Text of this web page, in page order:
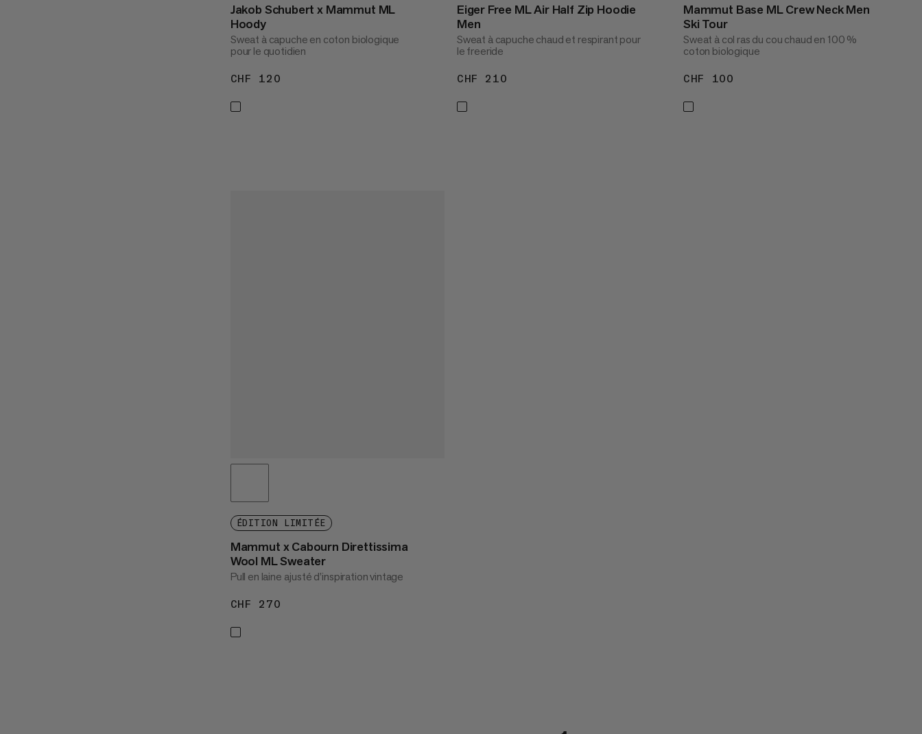
Jakob Schubert x Mammut ML
Hoody
Sweat à capuche en coton biologique
pour le quotidien
CHF 120
Eiger Free ML Air Half Zip Hoodie
Men
Sweat à capuche chaud et respirant pour
le freeride
CHF 210
Mammut Base ML Crew Neck Men
Ski Tour
Sweat à col ras du cou chaud en 100 %
coton biologique
CHF 100
ÉDITION LIMITÉE
Mammut x Cabourn Direttissima
Wool ML Sweater
Pull en laine ajusté d’inspiration vintage
CHF 270